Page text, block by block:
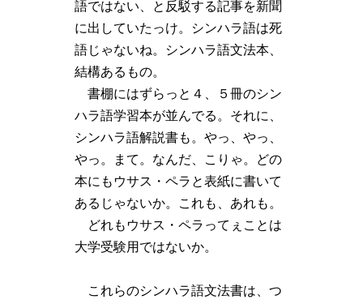
語ではない、と反駁する記事を新聞
に出していたっけ。シンハラ語は死
語じゃないね。シンハラ語文法本、
結構あるもの。
書棚にはずらっと４、５冊のシン
ハラ語学習本が並んでる。それに、
シンハラ語解説書も。やっ、やっ、
やっ。まて。なんだ、こりゃ。どの
本にもウサス・ペラと表紙に書いて
あるじゃないか。これも、あれも。
どれもウサス・ペラってぇことは
大学受験用ではないか。
これらのシンハラ語文法書は、つ